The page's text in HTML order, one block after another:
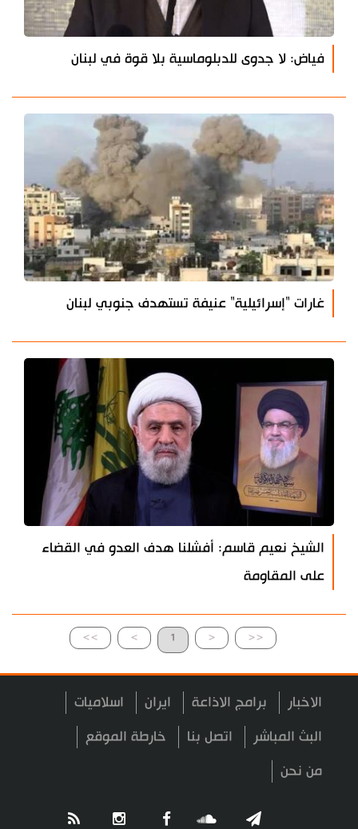
فياض: لا جدوى للدبلوماسية بلا قوة في لبنان
غارات "إسرائيلية" عنيفة تستهدف جنوبي لبنان
الشيخ نعيم قاسم: أفشلنا هدف العدو في القضاء
على المقاومة
>> > 1 < <<
الاخبار برامج الاذاعة ايران اسلاميات
البث المباشر اتصل بنا خارطة الموقع
من نحن